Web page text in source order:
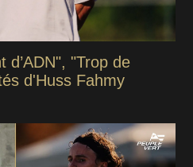
d’ADN", "Trop de
d'Huss Fahmy